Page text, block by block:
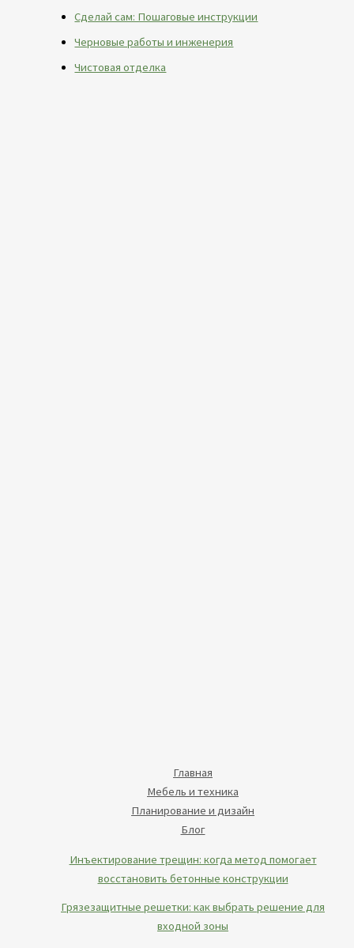
Сделай сам: Пошаговые инструкции
Черновые работы и инженерия
Чистовая отделка
Главная
Мебель и техника
Планирование и дизайн
Блог
Инъектирование трещин: когда метод помогает
восстановить бетонные конструкции
Грязезащитные решетки: как выбрать решение для
входной зоны